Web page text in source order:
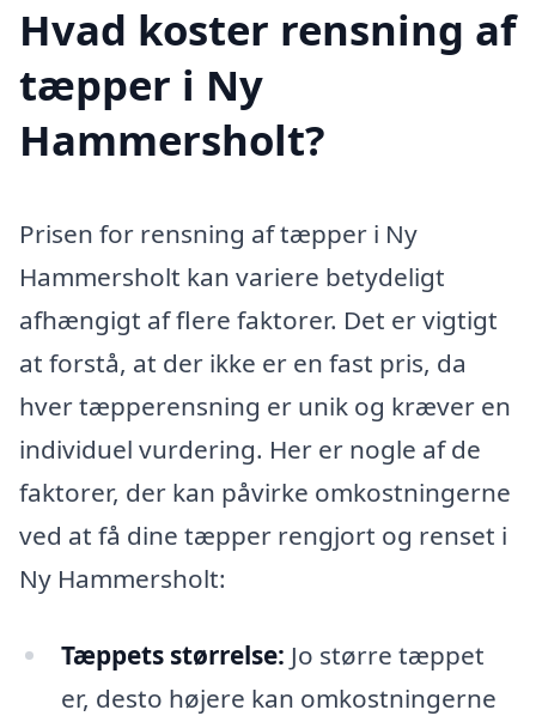
Hvad koster rensning af
tæpper i Ny
Hammersholt?
Prisen for rensning af tæpper i Ny
Hammersholt kan variere betydeligt
afhængigt af flere faktorer. Det er vigtigt
at forstå, at der ikke er en fast pris, da
hver tæpperensning er unik og kræver en
individuel vurdering. Her er nogle af de
faktorer, der kan påvirke omkostningerne
ved at få dine tæpper rengjort og renset i
Ny Hammersholt:
Tæppets størrelse: Jo større tæppet
er, desto højere kan omkostningerne